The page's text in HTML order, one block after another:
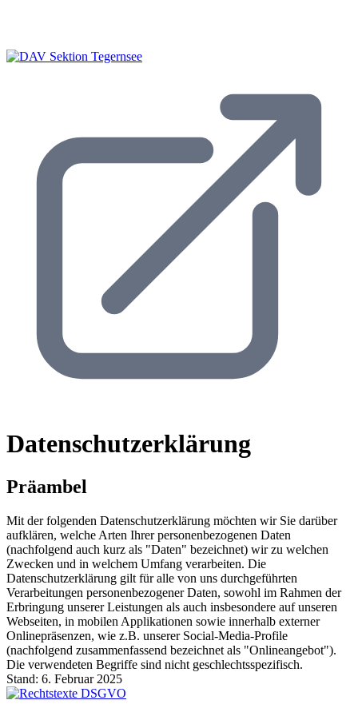
Datenschutzerklärung
Präambel
Mit der folgenden Datenschutzerklärung möchten wir Sie darüber
aufklären, welche Arten Ihrer personenbezogenen Daten
(nachfolgend auch kurz als "Daten" bezeichnet) wir zu welchen
Zwecken und in welchem Umfang verarbeiten. Die
Datenschutzerklärung gilt für alle von uns durchgeführten
Verarbeitungen personenbezogener Daten, sowohl im Rahmen der
Erbringung unserer Leistungen als auch insbesondere auf unseren
Webseiten, in mobilen Applikationen sowie innerhalb externer
Onlinepräsenzen, wie z.B. unserer Social-Media-Profile
(nachfolgend zusammenfassend bezeichnet als "Onlineangebot").
Die verwendeten Begriffe sind nicht geschlechtsspezifisch.
Stand: 6. Februar 2025